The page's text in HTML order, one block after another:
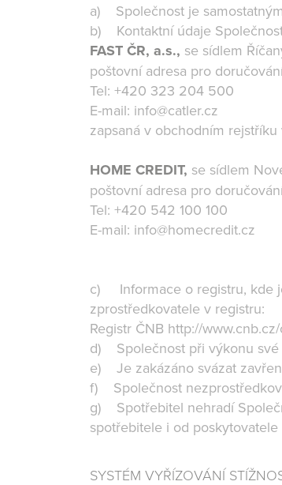
a) Společnost je
b) Kontaktní údaje
FAST ČR, a.s., se sídlem
poštovní adresa pro
Tel: +420 323 204 500
E-mail: info@catler.cz
zapsaná v obchodním
HOME CREDIT, se sídlem
poštovní adresa pro
Tel: +420 542 100 100
E-mail: info@homecredit.cz
c) Informace o registru, kde
zprostředkovatele v registru:
Registr ČNB http://
d) Společnost při výkonu své
e) Je zakázáno svázat
f) Společnost
g) Spotřebitel nehradí
spotřebitele i od
SYSTÉM VYŘÍZOVÁNÍ